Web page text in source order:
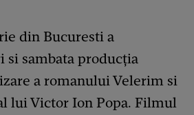
din Bucuresti a
si sambata producţia
a romanului Velerim si
lui Victor Ion Popa. Filmul